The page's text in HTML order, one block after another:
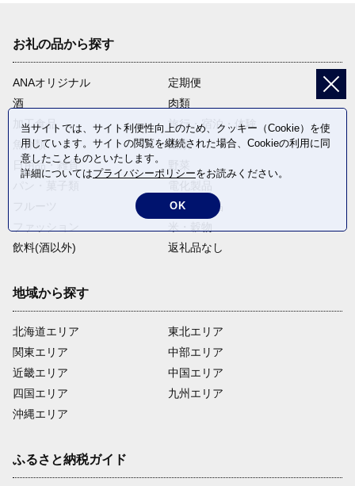
お礼の品から探す
ANAオリジナル
定期便
酒
肉類
加工食品
旅行・宿泊・体験
魚介類
麺類
日用品・雑貨
卵・乳製品
飲料(酒以外)
返礼品なし
地域から探す
北海道エリア
関東エリア
近畿エリア
四国エリア
沖縄エリア
東北エリア
中部エリア
中国エリア
九州エリア
ふるさと納税ガイド
当サイトでは、サイト利便性向上のため、クッキー（Cookie）を使
用しています。サイトの閲覧を継続された場合、Cookieの利用に同
意したことものといたします。
詳細についてはプライバシーポリシーをお読みください。
OK